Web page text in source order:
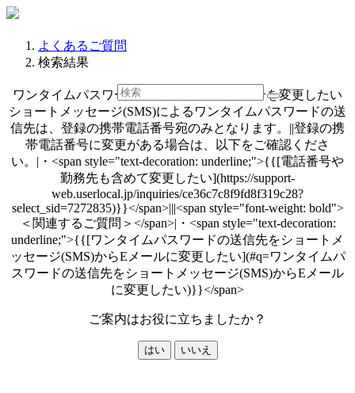
よくあるご質問
検索結果
ワンタイムパスワードの送信先携帯電話番号を変更したい
ショートメッセージ(SMS)によるワンタイムパスワードの送
信先は、登録の携帯電話番号宛のみとなります。||登録の携
帯電話番号に変更がある場合は、以下をご確認くださ
い。|・<span style="text-decoration: underline;">{{[電話番号や
勤務先も含めて変更したい](https://support-
web.userlocal.jp/inquiries/ce36c7c8f9fd8f319c28?
select_sid=7272835)}}</span>|||<span style="font-weight: bold">
＜関連するご質問＞</span>|・<span style="text-decoration:
underline;">{{[ワンタイムパスワードの送信先をショートメ
ッセージ(SMS)からEメールに変更したい](#q=ワンタイムパ
スワードの送信先をショートメッセージ(SMS)からEメール
に変更したい)}}</span>
ご案内はお役に立ちましたか？
はい いいえ